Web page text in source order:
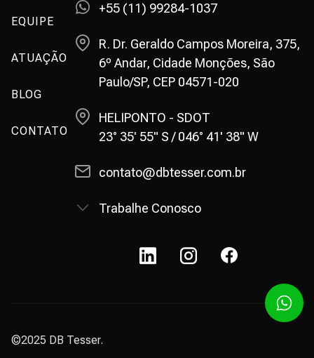
EQUIPE
ATUAÇÃO
BLOG
CONTATO
+55 (11) 99284-1037
R. Dr. Geraldo Campos Moreira, 375,
6º Andar, Cidade Monções, São
Paulo/SP, CEP 04571-020
HELIPONTO - SDOT
23° 35' 55" S / 046° 41' 38" W
contato@dbtesser.com.br
Trabalhe Conosco
©2025 DB Tesser.